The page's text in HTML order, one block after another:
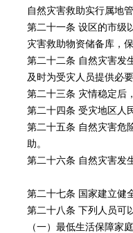
自然灾害救助实行属地
第二十一条 设区的市级
灾害救助物资储备库，
第二十二条 自然灾害发
及时为受灾人员提供必
第二十三条 灾情稳定后
第二十四条 受灾地区人
第二十五条 自然灾害危
助。
第二十六条 自然灾害发
第二十七条 国家建立健
第二十八条 下列人员可
（一）最低生活保障家